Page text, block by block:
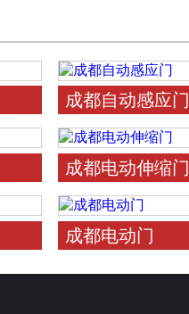
成都自动感应门
成都电动伸缩门
成都电动门